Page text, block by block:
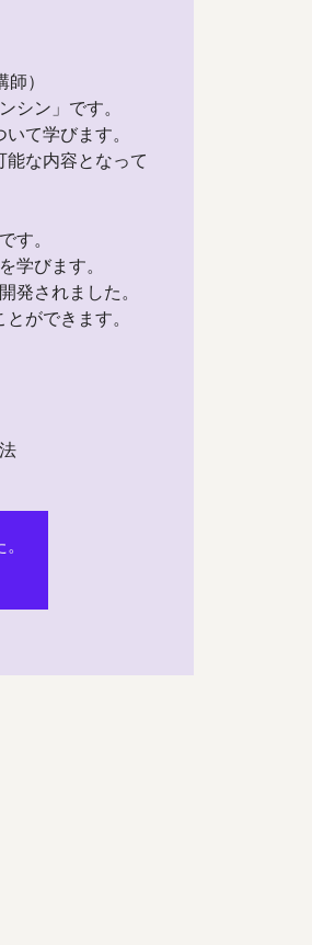
）
シン」です。
て学びます。
な内容となって
す。
学びます。
発されました。
ができます。